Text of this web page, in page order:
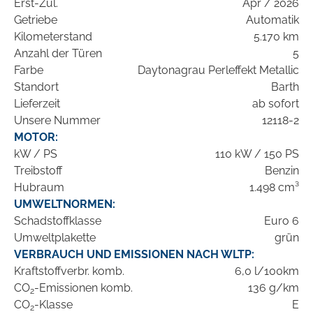
Erst-Zul.
Apr / 2026
Getriebe
Automatik
Kilometerstand
5.170 km
Anzahl der Türen
5
Farbe
Daytonagrau Perleffekt Metallic
Standort
Barth
Lieferzeit
ab sofort
Unsere Nummer
12118-2
MOTOR:
kW / PS
110 kW / 150 PS
Treibstoff
Benzin
Hubraum
1.498 cm³
UMWELTNORMEN:
Schadstoffklasse
Euro 6
Umweltplakette
grün
VERBRAUCH UND EMISSIONEN NACH WLTP:
Kraftstoffverbr. komb.
6,0 l/100km
CO2-Emissionen komb.
136 g/km
CO2-Klasse E